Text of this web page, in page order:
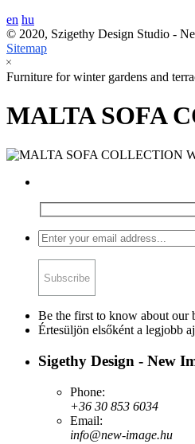
en hu
© 2020, Szigethy Design Studio -
Sitemap
Furniture for winter gardens and
MALTA SOFA
Be the first to know about our
Értesüljön elsőként a legjobb
Sigethy Design - New
Phone:
+36 30 853 6034
Email:
info@new-image.hu